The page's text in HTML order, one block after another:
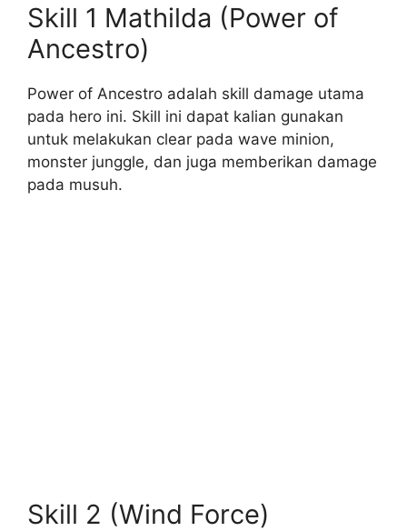
Skill 1 Mathilda (Power of
Ancestro)
Power of Ancestro adalah skill damage utama
pada hero ini. Skill ini dapat kalian gunakan
untuk melakukan clear pada wave minion,
monster junggle, dan juga memberikan damage
pada musuh.
Skill 2 (Wind Force)